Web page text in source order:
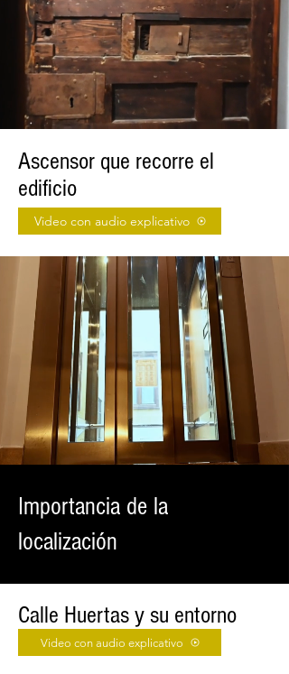
Ascensor que recorre el
edificio
Video con audio explicativo
Importancia de la
localización
Calle Huertas y su entorno
Video con audio explicativo